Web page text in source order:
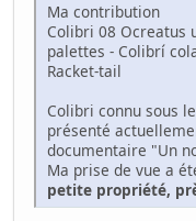
Ma contribution
Colibri 08 Ocreatus
palettes - Colibrí
Racket-tail
Colibri connu sous
présenté
documentaire "Un
Ma prise de vue a
petite propriété,